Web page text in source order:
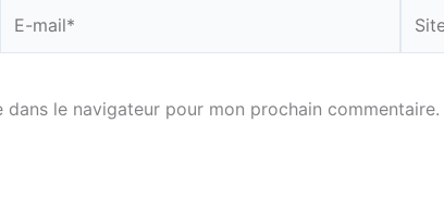
mail*
le navigateur pour mon prochain commentaire.